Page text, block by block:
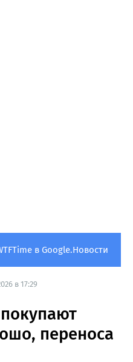
в Google.Новости
в 17:29
покупают
переноса